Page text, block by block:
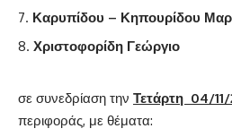
Καρυπίδου – Κηπουρίδου
Χριστοφορίδη Γεώργιο
σε συνεδρίαση την Τετάρτη 04/
περιφοράς, με θέματα: